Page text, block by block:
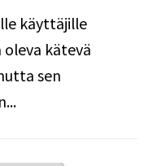
käyttäjille
kätevä
sen